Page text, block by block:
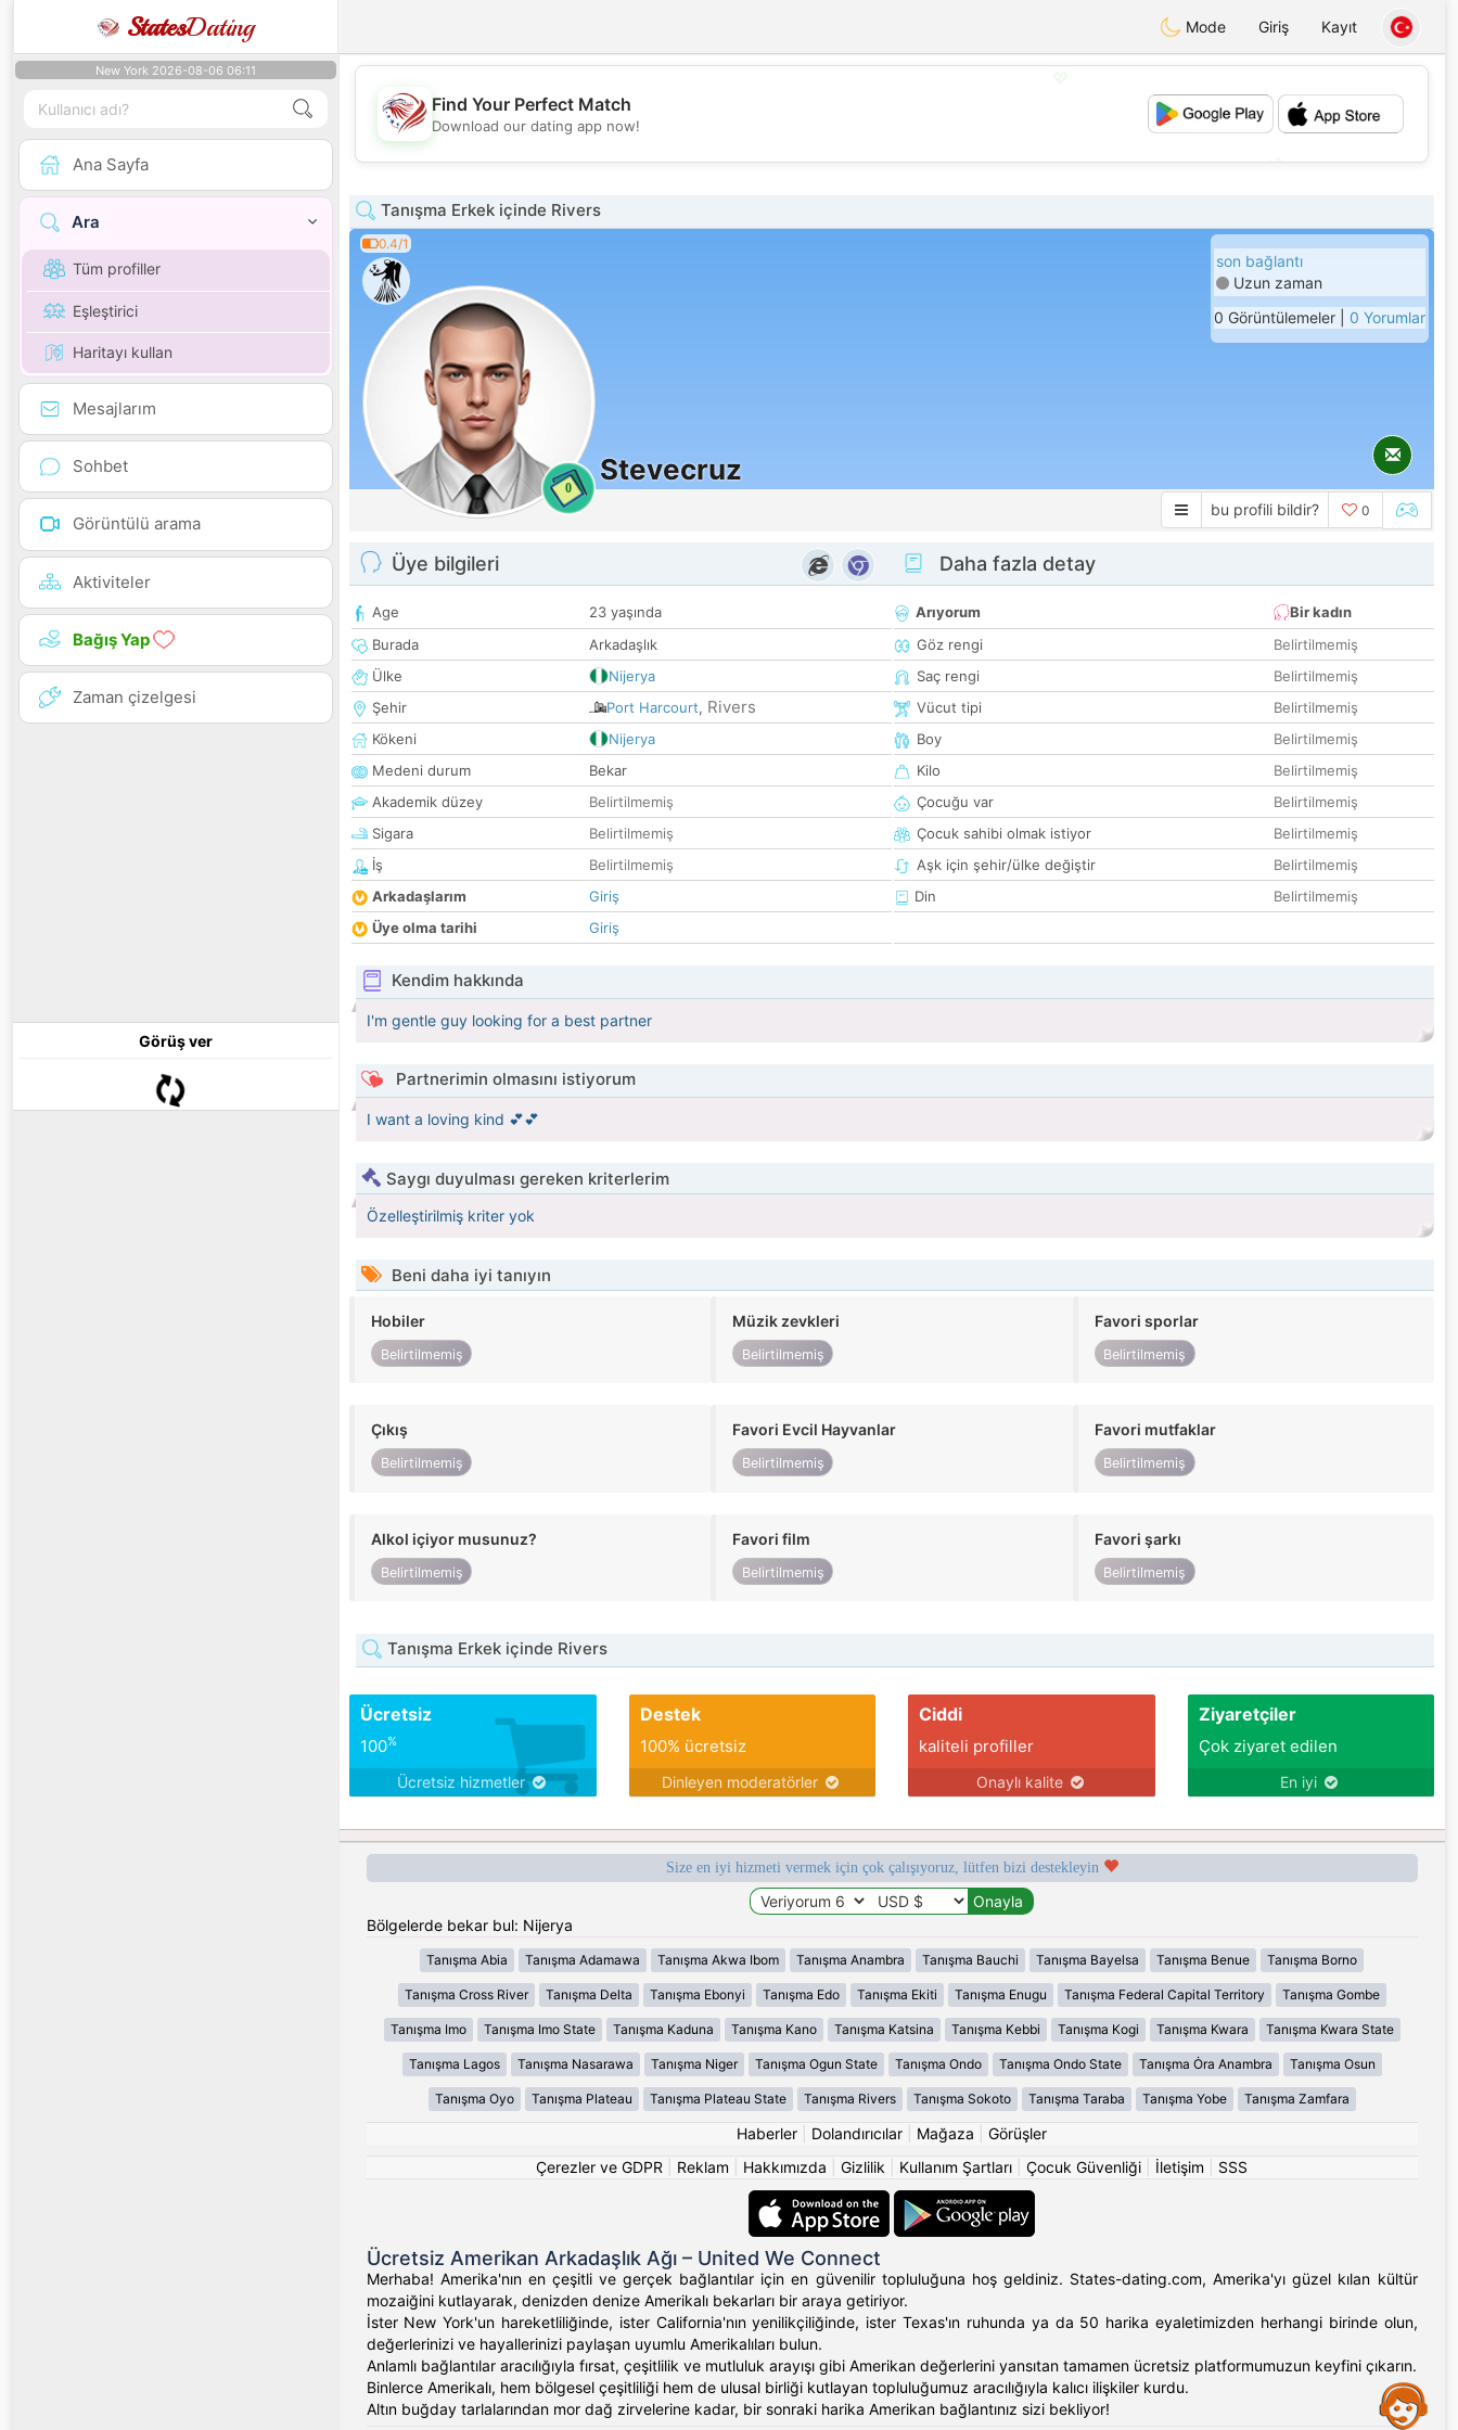
StatesDating Mode Giriş Kayıt
New York 2026-08-06 06:11
Ana Sayfa
Ara
Tüm profiller
Eşleştirici
Haritayı kullan
Mesajlarım
Sohbet
Görüntülü arama
Aktiviteler
Bağış Yap
Zaman çizelgesi
Görüş ver
💖
💕
Find Your Perfect Match
Download our dating app now!
Tanışma Erkek içinde Rivers
0.4/1
0
Stevecruz
son bağlantı
Uzun zaman
0 Görüntülemeler | 0 Yorumlar
bu profili bildir? 0
Üye bilgileri
Age
23 yaşında
Burada
Arkadaşlık
Ülke
Nijerya
Şehir
Port Harcourt, Rivers
Kökeni
Nijerya
Medeni durum
Bekar
Akademik düzey
Belirtilmemiş
Sigara
Belirtilmemiş
İş
Belirtilmemiş
Arkadaşlarım
Giriş
Üye olma tarihi
Giriş
Daha fazla detay
Arıyorum
Bir kadın
Göz rengi
Belirtilmemiş
Saç rengi
Belirtilmemiş
Vücut tipi
Belirtilmemiş
Boy
Belirtilmemiş
Kilo
Belirtilmemiş
Çocuğu var
Belirtilmemiş
Çocuk sahibi olmak istiyor
Belirtilmemiş
Aşk için şehir/ülke değiştir
Belirtilmemiş
Din
Belirtilmemiş
Kendim hakkında
I'm gentle guy looking for a best partner
Partnerimin olmasını istiyorum
I want a loving kind 💕💕
Saygı duyulması gereken kriterlerim
Özelleştirilmiş kriter yok
Beni daha iyi tanıyın
Hobiler
Belirtilmemiş
Müzik zevkleri
Belirtilmemiş
Favori sporlar
Belirtilmemiş
Çıkış
Belirtilmemiş
Favori Evcil Hayvanlar
Belirtilmemiş
Favori mutfaklar
Belirtilmemiş
Alkol içiyor musunuz?
Belirtilmemiş
Favori film
Belirtilmemiş
Favori şarkı
Belirtilmemiş
Tanışma Erkek içinde Rivers
Ücretsiz
100%
Ücretsiz hizmetler
Destek
100% ücretsiz
Dinleyen moderatörler
Ciddi
kaliteli profiller
Onaylı kalite
Ziyaretçiler
Çok ziyaret edilen
En iyi
Size en iyi hizmeti vermek için çok çalışıyoruz, lütfen bizi destekleyin
Bölgelerde bekar bul: Nijerya
Tanışma Abia Tanışma Adamawa Tanışma Akwa Ibom Tanışma Anambra Tanışma Bauchi Tanışma Bayelsa Tanışma Benue Tanışma Borno
Tanışma Cross River Tanışma Delta Tanışma Ebonyi Tanışma Edo Tanışma Ekiti Tanışma Enugu Tanışma Federal Capital Territory Tanışma Gombe
Tanışma Imo Tanışma Imo State Tanışma Kaduna Tanışma Kano Tanışma Katsina Tanışma Kebbi Tanışma Kogi Tanışma Kwara Tanışma Kwara State
Tanışma Lagos Tanışma Nasarawa Tanışma Niger Tanışma Ogun State Tanışma Ondo Tanışma Ondo State Tanışma Ȯra Anambra Tanışma Osun
Tanışma Oyo Tanışma Plateau Tanışma Plateau State Tanışma Rivers Tanışma Sokoto Tanışma Taraba Tanışma Yobe Tanışma Zamfara
Haberler Dolandırıcılar Mağaza
Görüşler
Çerezler ve GDPR
Reklam Hakkımızda Gizlilik Kullanım Şartları Çocuk Güvenliği İletişim SSS
Ücretsiz Amerikan Arkadaşlık Ağı – United We Connect
Merhaba! Amerika'nın en çeşitli ve gerçek bağlantılar için en güvenilir topluluğuna hoş geldiniz. States-dating.com, Amerika'yı güzel kılan kültür
mozaiğini kutlayarak, denizden denize Amerikalı bekarları bir araya getiriyor.
İster New York'un hareketliliğinde, ister California'nın yenilikçiliğinde, ister Texas'ın ruhunda ya da 50 harika eyaletimizden herhangi birinde olun,
değerlerinizi ve hayallerinizi paylaşan uyumlu Amerikalıları bulun.
Anlamlı bağlantılar aracılığıyla fırsat, çeşitlilik ve mutluluk arayışı gibi Amerikan değerlerini yansıtan tamamen ücretsiz platformumuzun keyfini çıkarın.
Binlerce Amerikalı, hem bölgesel çeşitliliği hem de ulusal birliği kutlayan topluluğumuz aracılığıyla kalıcı ilişkiler kurdu.
Altın buğday tarlalarından mor dağ zirvelerine kadar, bir sonraki harika Amerikan bağlantınız sizi bekliyor!
Assistance